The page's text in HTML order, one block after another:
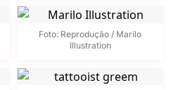
Foto: Reprodução / Marilo
Illustration